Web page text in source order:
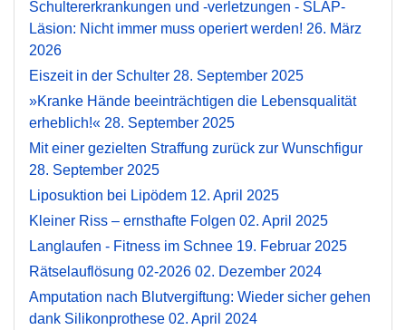
Schultererkrankungen und -verletzungen - SLAP-
Läsion: Nicht immer muss operiert werden! 26. März
2026
Eiszeit in der Schulter 28. September 2025
»Kranke Hände beeinträchtigen die Lebensqualität
erheblich!« 28. September 2025
Mit einer gezielten Straffung zurück zur Wunschfigur
28. September 2025
Liposuktion bei Lipödem 12. April 2025
Kleiner Riss – ernsthafte Folgen 02. April 2025
Langlaufen - Fitness im Schnee 19. Februar 2025
Rätselauflösung 02-2026 02. Dezember 2024
Amputation nach Blutvergiftung: Wieder sicher gehen
dank Silikonprothese 02. April 2024